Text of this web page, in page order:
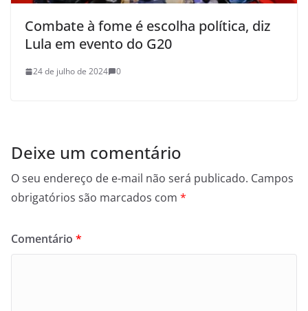
Combate à fome é escolha política, diz
Lula em evento do G20
24 de julho de 2024 0
Deixe um comentário
O seu endereço de e-mail não será publicado. Campos
obrigatórios são marcados com *
Comentário *